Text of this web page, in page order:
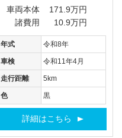
車両本体
171.9万円
諸費用
10.9万円
年式 令和8年
車検 令和11年4月
走行距離 5km
色 黒
詳細はこちら